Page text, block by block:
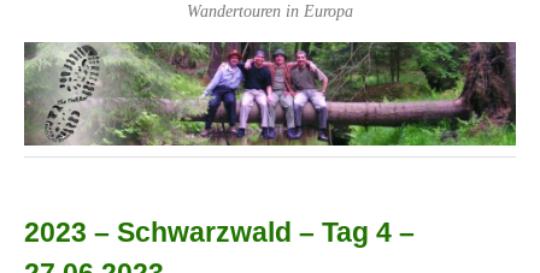
Wandertouren in Europa
2023 – Schwarzwald – Tag 4 –